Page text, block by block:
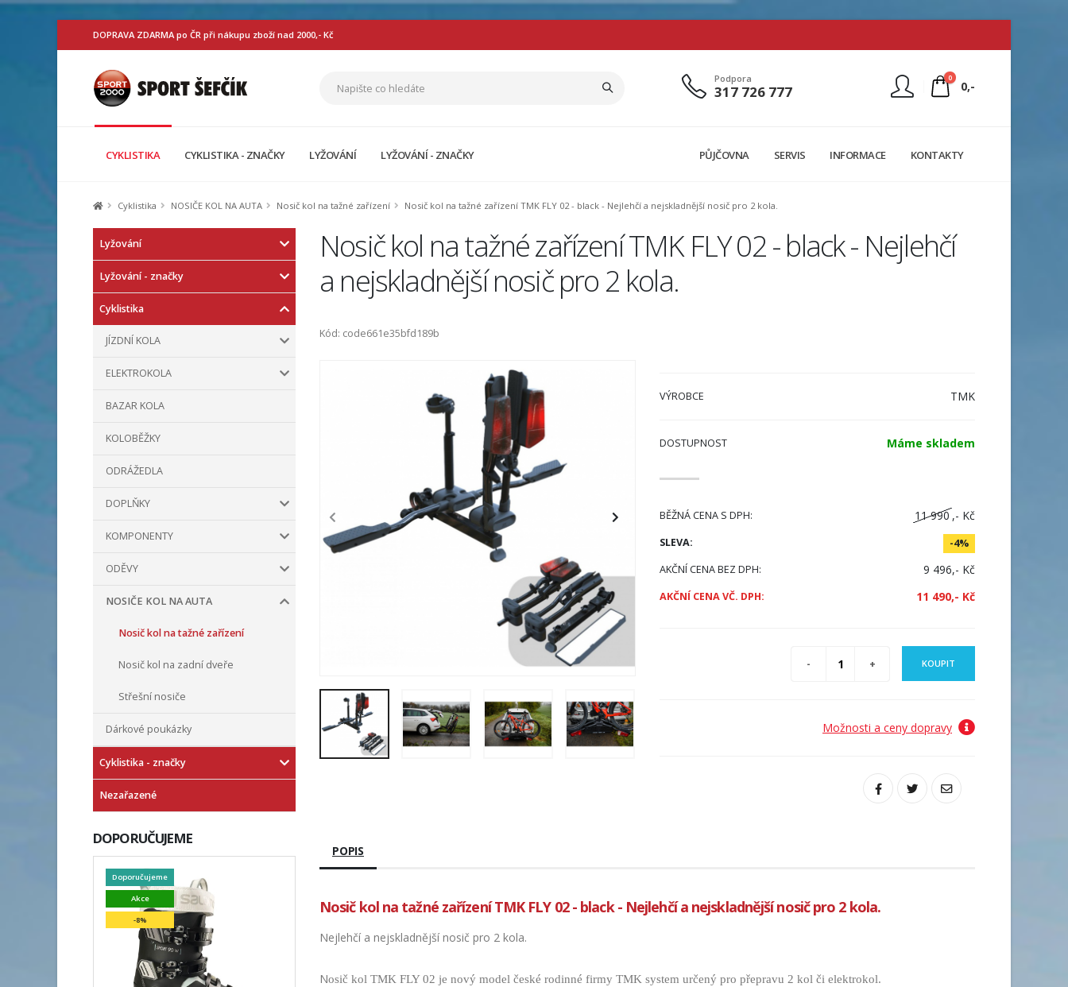
DOPRAVA ZDARMA po ČR při nákupu zboží nad 2000,- Kč
Podpora
317 726 777
0
0,-
Přihlásit
CYKLISTIKA CYKLISTIKA - ZNAČKY LYŽOVÁNÍ LYŽOVÁNÍ - ZNAČKY PŮJČOVNA SERVIS INFORMACE KONTAKTY
Cyklistika NOSIČE KOL NA AUTA Nosič kol na tažné zařízení Nosič kol na tažné zařízení TMK FLY 02 - black - Nejlehčí a nejskladnější nosič pro 2 kola.
Lyžování
Lyžování - značky
Cyklistika
JÍZDNÍ KOLA
ELEKTROKOLA
BAZAR KOLA
KOLOBĚŽKY
ODRÁŽEDLA
DOPLŇKY
KOMPONENTY
ODĚVY
NOSIČE KOL NA AUTA
Nosič kol na tažné zařízení
Nosič kol na zadní dveře
Střešní nosiče
Dárkové poukázky
Cyklistika - značky
Nezařazené
DOPORUČUJEME
Doporučujeme
Akce
-8%
Nosič kol na tažné zařízení TMK FLY 02 - black - Nejlehčí
a nejskladnější nosič pro 2 kola.
Kód: code661e35bfd189b
VÝROBCE TMK
DOSTUPNOST Máme skladem
BĚŽNÁ CENA S DPH: 11 990 ,- Kč
SLEVA:
-4%
AKČNÍ CENA BEZ DPH:
9 496,- Kč
AKČNÍ CENA VČ. DPH: 11 490,- Kč
KOUPIT
Možnosti a ceny dopravy
POPIS
Nosič kol na tažné zařízení TMK FLY 02 - black - Nejlehčí a nejskladnější nosič pro 2 kola.
Nejlehčí a nejskladnější nosič pro 2 kola.
Nosič kol TMK FLY 02 je nový model české rodinné firmy TMK system určený pro přepravu 2 kol či elektrokol.